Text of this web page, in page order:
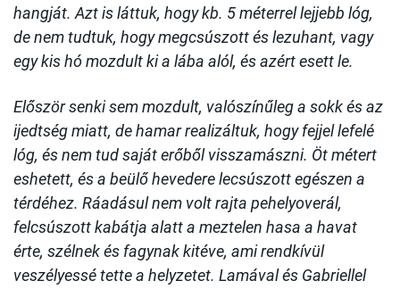
hangját. Azt is láttuk, hogy kb. 5 méterrel lejjebb lóg,
de nem tudtuk, hogy megcsúszott és lezuhant, vagy
egy kis hó mozdult ki a lába alól, és azért esett le.
Először senki sem mozdult, valószínűleg a sokk és az
ijedtség miatt, de hamar realizáltuk, hogy fejjel lefelé
lóg, és nem tud saját erőből visszamászni. Öt métert
eshetett, és a beülő hevedere lecsúszott egészen a
térdéhez. Ráadásul nem volt rajta pehelyoverál,
felcsúszott kabátja alatt a meztelen hasa a havat
érte, szélnek és fagynak kitéve, ami rendkívül
veszélyessé tette a helyzetet. Lamával és Gabriellel